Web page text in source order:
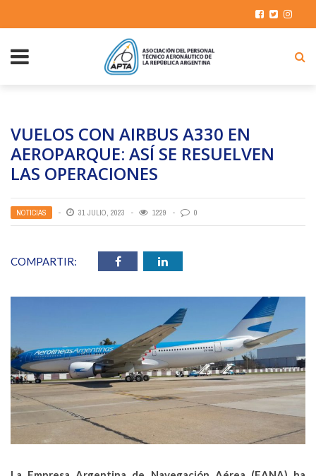
VUELOS CON AIRBUS A330 EN
AEROPARQUE: ASÍ SE RESUELVEN
LAS OPERACIONES
NOTICIAS 31 JULIO, 2023 1229 0
COMPARTIR: